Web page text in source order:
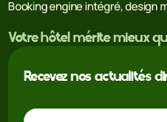
Booking engine intégré, design
Votre hôtel mérite mieux
Recevez nos actualités
Adresse email